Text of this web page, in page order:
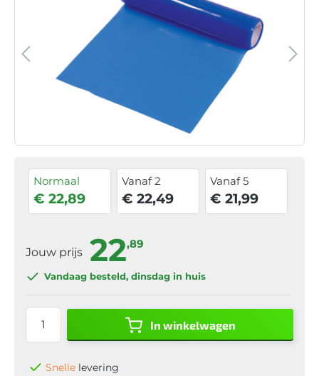
Normaal
€ 22,89
Vanaf 2
€ 22,49
Vanaf 5
€ 21,99
Jouw prijs 22,89
Vandaag besteld, dinsdag in huis
In winkelwagen
Snelle levering